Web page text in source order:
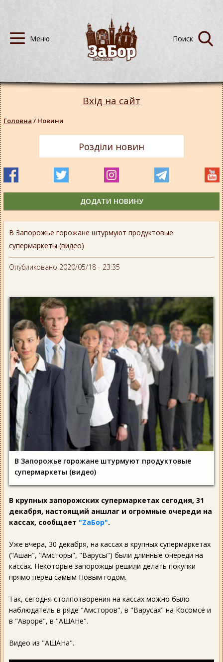
В Запорожье горожане штурмуют продуктовые
супермаркеты (видео)
Опубликовано 2020/05/18 - 23:35
В Запорожье горожане штурмуют продуктовые
супермаркеты (видео)
В крупных запорожских супермаркетах сегодня, 31
декабря, настоящий аншлаг и огромные очереди на
кассах, сообщает "ZаБор".
Уже вчера, 30 декабря, на кассах в крупных супермаркетах
("Ашан", "Амсторы", "Варусы") были длинные очереди на
кассах. Некоторые запорожцы решили делать покупки
прямо перед самым Новым годом.
Так, сегодня столпотворения на кассах можно было
наблюдатель в ряде "Амсторов", в "Варусах" на Косомсе и
в "Авроре", в "АШАНе".
Видео из "АШАНа".
Вхід на сайт
Головна / Новини
Розділи новин
ДОДАТИ НОВИНУ